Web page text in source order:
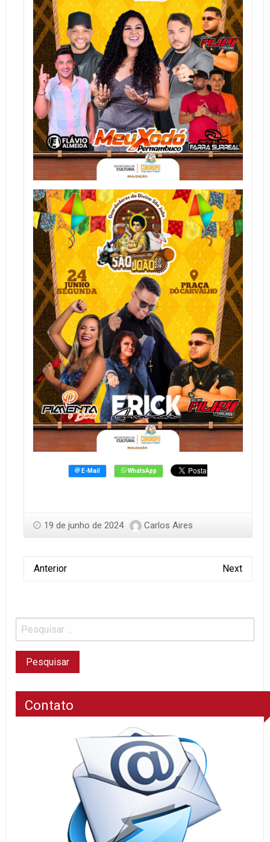
19 de junho de 2024 Carlos Aires
Anterior Next
Contato